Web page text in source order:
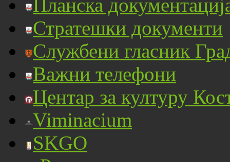
Планска
Стратешки документи
Службени гласник
Важни телефони
Центар за културу
Viminacium
SKGO